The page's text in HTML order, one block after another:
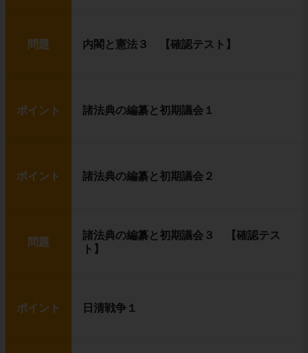
問題 内閣と憲法３ 【確認テスト】
ポイント 諸法典の編纂と初期議会１
ポイント 諸法典の編纂と初期議会２
問題
諸法典の編纂と初期議会３ 【確認テス
ト】
ポイント 日清戦争１